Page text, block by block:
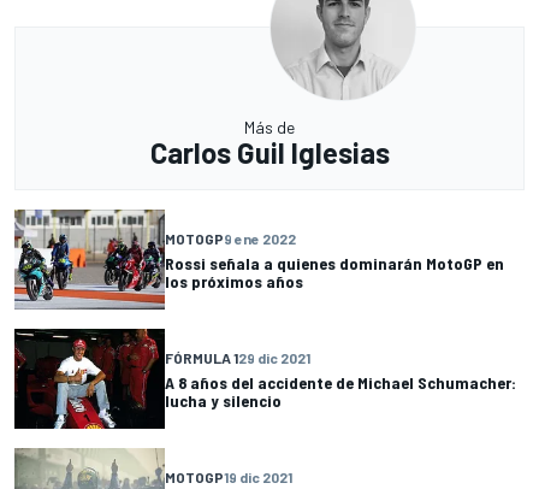
Más de
Carlos Guil Iglesias
MOTOGP9 ene 2022
Rossi señala a quienes dominarán MotoGP en
los próximos años
FÓRMULA 129 dic 2021
A 8 años del accidente de Michael Schumacher:
lucha y silencio
MOTOGP19 dic 2021